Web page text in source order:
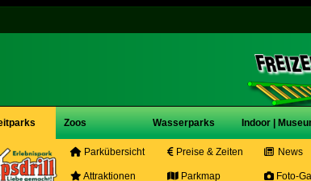
Zoos Wasserparks Indoor |
Parkübersicht Preise & Zeiten News
Attraktionen Parkmap Foto-